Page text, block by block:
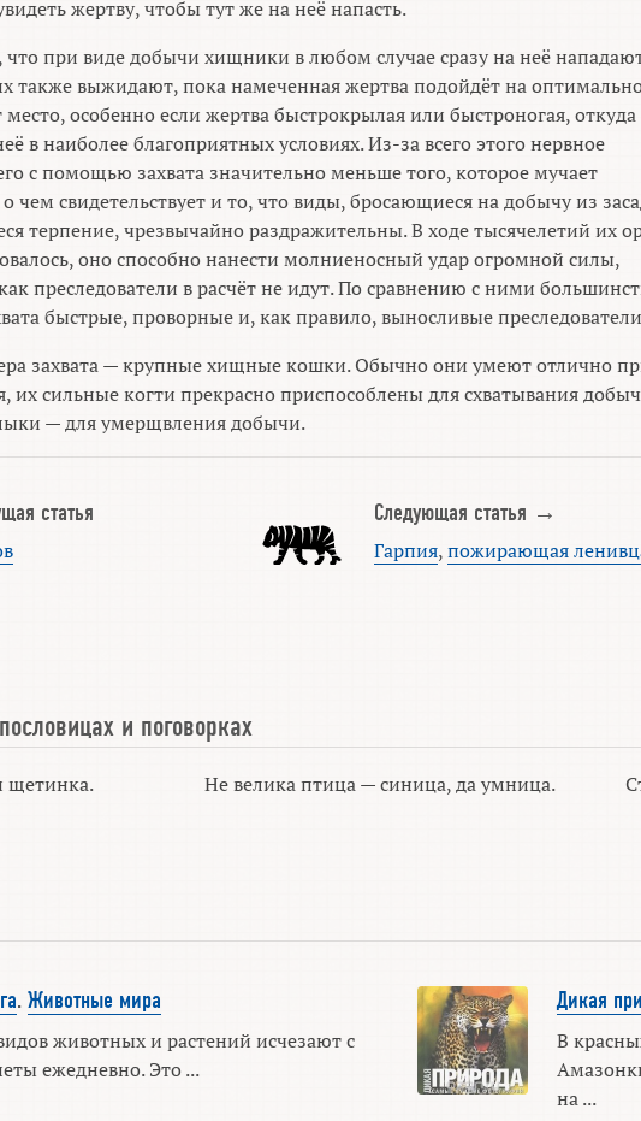
жертву, чтобы тут же на неё напасть.
что при виде добычи хищники в любом случае сразу на неё
также выжидают, пока намеченная жертва подойдёт на
особенно если жертва быстрокрылая или быстроногая, откуда
в наиболее благоприятных условиях. Из-за всего этого нервное
с помощью захвата значительно меньше того, которое мучает
чем свидетельствует и то, что виды, бросающиеся на добычу из
терпение, чрезвычайно раздражительны. В ходе тысячелетий их
оно способно нанести молниеносный удар огромной силы,
преследователи в расчёт не идут. По сравнению с ними
быстрые, проворные и, как правило, выносливые
захвата — крупные хищные кошки. Обычно они умеют отлично
их сильные когти прекрасно приспособлены для схватывания
— для умерщвления добычи.
статья
Следующая статья →
Гарпия,пожирающая
и поговорках
щетинка. Не велика птица — синица, да умница.
. Животные мира
животных и растений исчезают с
ежедневно. Это ...
Дикая
В
на ...